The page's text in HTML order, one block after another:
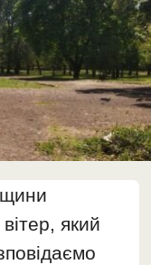
який